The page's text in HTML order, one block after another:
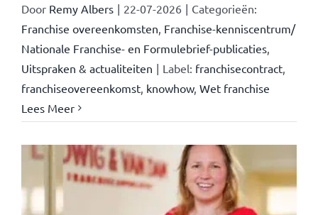
Door Remy Albers | 22-07-2026 | Categorieën:
Franchise overeenkomsten Franchise-kenniscentrum/
Nationale Franchise- en Formulebrief-publicaties,
Uitspraken & actualiteiten | Label: franchisecontract,
franchiseovereenkomst, knowhow, Wet franchise
Lees Meer